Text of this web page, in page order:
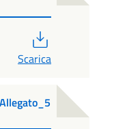
Scarica